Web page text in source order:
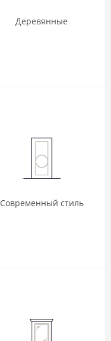
Деревянные
Современный стиль